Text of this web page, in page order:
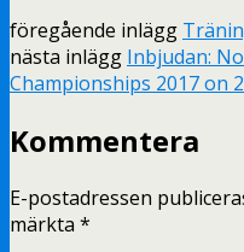
föregående inlägg
nästa inlägg Inbjudan:
Championships 2017 on
Kommentera
E-postadressen
märkta *